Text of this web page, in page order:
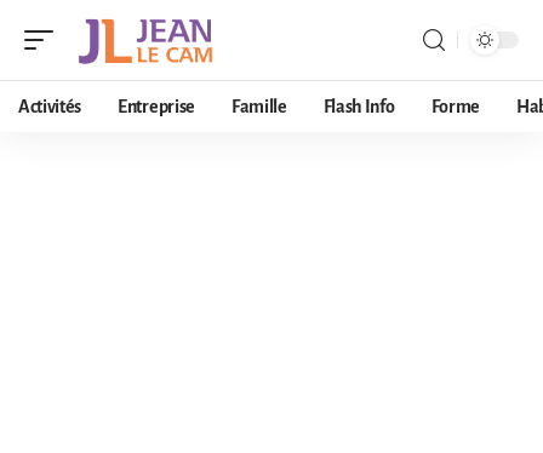
Activités Entreprise Famille Flash Info Forme